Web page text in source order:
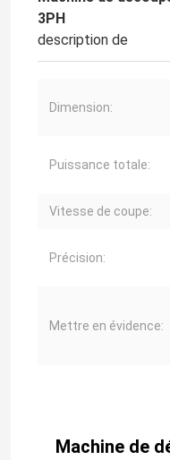
3PH
description de
Dimension:
Puissance totale:
Vitesse de coupe:
Précision:
Mettre en évidence:
Machine de